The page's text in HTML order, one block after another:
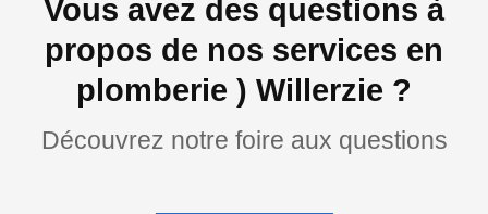
Vous avez des questions à
propos de nos services en
plomberie ) Willerzie ?
Découvrez notre foire aux questions